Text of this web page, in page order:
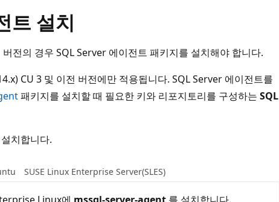
트 설치
전의 경우 SQL Server 에이전트 패키지를 설치해야 합니다.
CU 3 및 이전 버전에만 적용됩니다. SQL Server 에이전트를
패키지를 설치할 때 필요한 키와 리포지토리를 구성하는 SQL
치합니다.
SUSE Linux Enterprise Server(SLES)
Linux에 mssql-server-agent 를 설치합니다.